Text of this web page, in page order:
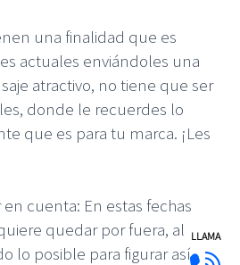
LLAMA
una finalidad que es
actuales enviándoles una
atractivo, no tiene que ser
donde le recuerdes lo
que es para tu marca. ¡Les
cuenta: En estas fechas
quedar por fuera, al
lo posible para figurar así